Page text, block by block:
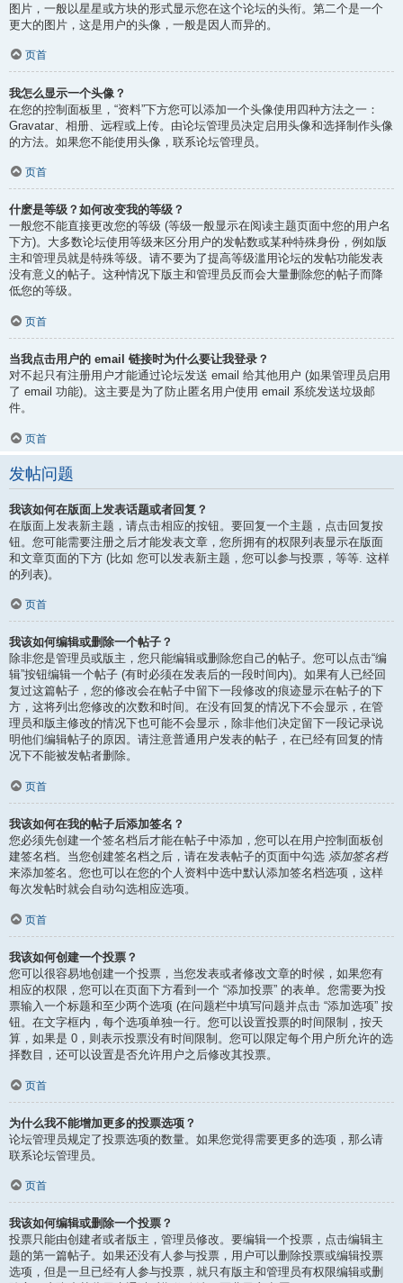
图片，一般以星星或方块的形式显示您在这个论坛的头衔。第二个是一个
更大的图片，这是用户的头像，一般是因人而异的。
页首
我怎么显示一个头像？
在您的控制面板里，“资料”下方您可以添加一个头像使用四种方法之一：
Gravatar、相册、远程或上传。由论坛管理员决定启用头像和选择制作头像
的方法。如果您不能使用头像，联系论坛管理员。
页首
什麽是等级？如何改变我的等级？
一般您不能直接更改您的等级 (等级一般显示在阅读主题页面中您的用户名
下方)。大多数论坛使用等级来区分用户的发帖数或某种特殊身份，例如版
主和管理员就是特殊等级。请不要为了提高等级滥用论坛的发帖功能发表
没有意义的帖子。这种情况下版主和管理员反而会大量删除您的帖子而降
低您的等级。
页首
当我点击用户的 email 链接时为什么要让我登录？
对不起只有注册用户才能通过论坛发送 email 给其他用户 (如果管理员启用
了 email 功能)。这主要是为了防止匿名用户使用 email 系统发送垃圾邮
件。
页首
发帖问题
我该如何在版面上发表话题或者回复？
在版面上发表新主题，请点击相应的按钮。要回复一个主题，点击回复按
钮。您可能需要注册之后才能发表文章，您所拥有的权限列表显示在版面
和文章页面的下方 (比如 您可以发表新主题，您可以参与投票，等等. 这样
的列表)。
页首
我该如何编辑或删除一个帖子？
除非您是管理员或版主，您只能编辑或删除您自己的帖子。您可以点击“编
辑”按钮编辑一个帖子 (有时必须在发表后的一段时间内)。如果有人已经回
复过这篇帖子，您的修改会在帖子中留下一段修改的痕迹显示在帖子的下
方，这将列出您修改的次数和时间。在没有回复的情况下不会显示，在管
理员和版主修改的情况下也可能不会显示，除非他们决定留下一段记录说
明他们编辑帖子的原因。请注意普通用户发表的帖子，在已经有回复的情
况下不能被发帖者删除。
页首
我该如何在我的帖子后添加签名？
您必须先创建一个签名档后才能在帖子中添加，您可以在用户控制面板创
建签名档。当您创建签名档之后，请在发表帖子的页面中勾选 添加签名档
来添加签名。您也可以在您的个人资料中选中默认添加签名档选项，这样
每次发帖时就会自动勾选相应选项。
页首
我该如何创建一个投票？
您可以很容易地创建一个投票，当您发表或者修改文章的时候，如果您有
相应的权限，您可以在页面下方看到一个 “添加投票” 的表单。您需要为投
票输入一个标题和至少两个选项 (在问题栏中填写问题并点击 “添加选项” 按
钮。在文字框内，每个选项单独一行。您可以设置投票的时间限制，按天
算，如果是 0，则表示投票没有时间限制。您可以限定每个用户所允许的选
择数目，还可以设置是否允许用户之后修改其投票。
页首
为什么我不能增加更多的投票选项？
论坛管理员规定了投票选项的数量。如果您觉得需要更多的选项，那么请
联系论坛管理员。
页首
我该如何编辑或删除一个投票？
投票只能由创建者或者版主，管理员修改。要编辑一个投票，点击编辑主
题的第一篇帖子。如果还没有人参与投票，用户可以删除投票或编辑投票
选项，但是一旦已经有人参与投票，就只有版主和管理员有权限编辑或删